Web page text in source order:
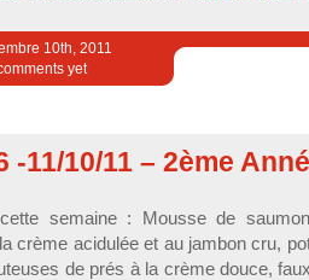
10th, 2011
yet
-11/10/11 – 2ème
semaine : Mousse de
crème acidulée et au jambon cru,
de prés à la crème douce,